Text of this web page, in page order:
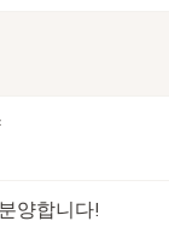
양합니다!